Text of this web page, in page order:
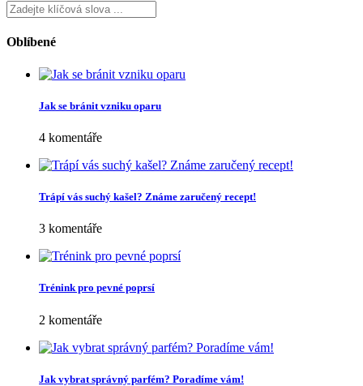
Oblíbené
Jak se bránit vzniku oparu
4 komentáře
Trápí vás suchý kašel? Známe zaručený recept!
3 komentáře
Trénink pro pevné poprsí
2 komentáře
Jak vybrat správný parfém? Poradíme vám!